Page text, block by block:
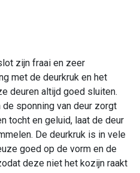
zijn fraai en zeer
met de deurkruk en het
deuren altijd goed sluiten.
sponning van deur zorgt
tocht en geluid, laat de deur
De deurkruk is in vele
goed op de vorm en de
deze niet het kozijn raakt